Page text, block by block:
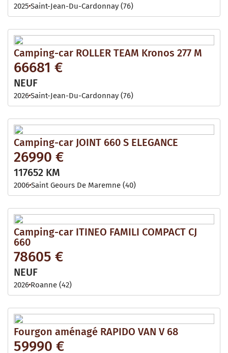
2025 Saint-Jean-Du-Cardonnay (76)
Camping-car ROLLER TEAM Kronos 277 M
66681 €
NEUF
2026Saint-Jean-Du-Cardonnay (76)
Camping-car JOINT 660 S ELEGANCE
26990 €
117652 KM
2006Saint Geours De Maremne (40)
Camping-car ITINEO FAMILI COMPACT CJ
660
78605 €
NEUF
2026 Roanne (42)
Fourgon aménagé RAPIDO VAN V 68
59990 €